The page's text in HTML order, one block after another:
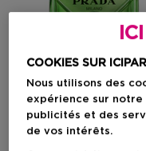
Top Vente
COOKIES SUR
Nous utilisons des
expérience sur
publicités et des
de vos intérêts.